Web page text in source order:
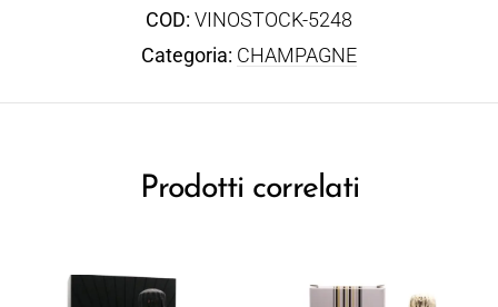
COD: VINOSTOCK-5248
Categoria: CHAMPAGNE
Prodotti correlati